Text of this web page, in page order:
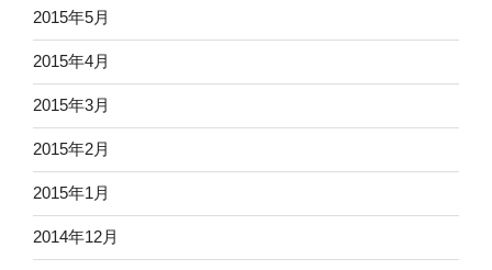
2015年5月
2015年4月
2015年3月
2015年2月
2015年1月
2014年12月